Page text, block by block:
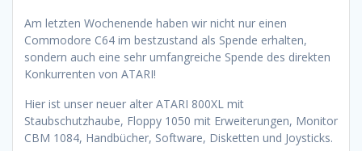
Am letzten Wochenende haben wir nicht nur einen
Commodore C64 im bestzustand als Spende erhalten,
sondern auch eine sehr umfangreiche Spende des direkten
Konkurrenten von ATARI!
Hier ist unser neuer alter ATARI 800XL mit
Staubschutzhaube, Floppy 1050 mit Erweiterungen, Monitor
CBM 1084, Handbücher, Software, Disketten und Joysticks.